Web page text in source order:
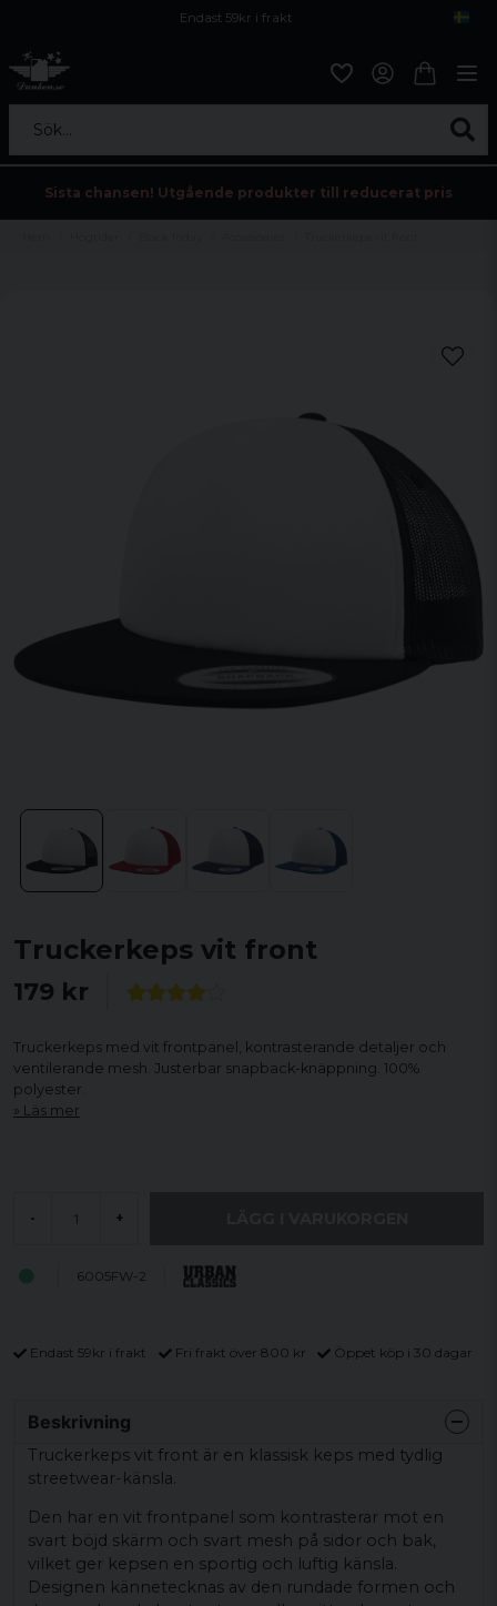
Endast 59kr i frakt
Sök...
Sista chansen! Utgående produkter till reducerat pris
Truckerkeps vit front
179 kr
Truckerkeps med vit frontpanel, kontrasterande detaljer och
ventilerande mesh. Justerbar snapback-knäppning. 100%
polyester.
Läs mer
- +
6005FW-2
Endast 59kr i frakt Fri frakt över 800 kr Öppet köp i 30 dagar
Beskrivning
Truckerkeps vit front är en klassisk keps med tydlig
streetwear-känsla.
Den har en vit frontpanel som kontrasterar mot en
svart böjd skärm och svart mesh på sidor och bak,
vilket ger kepsen en sportig och luftig känsla.
Designen kännetecknas av den rundade formen och